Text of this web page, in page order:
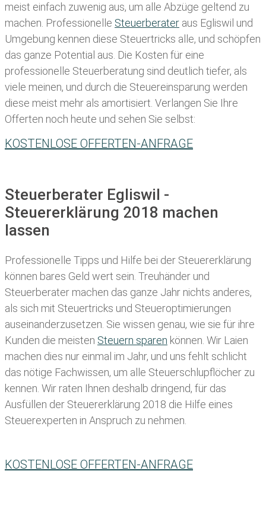
meist einfach zuwenig aus, um alle Abzüge geltend zu
machen. Professionelle Steuerberater aus Egliswil und
Umgebung kennen diese Steuertricks alle, und schöpfen
das ganze Potential aus. Die Kosten für eine
professionelle Steuerberatung sind deutlich tiefer, als
viele meinen, und durch die Steuereinsparung werden
diese meist mehr als amortisiert. Verlangen Sie Ihre
Offerten noch heute und sehen Sie selbst:
KOSTENLOSE OFFERTEN-ANFRAGE
Steuerberater Egliswil -
Steuererklärung 2018 machen
lassen
Professionelle Tipps und Hilfe bei der Steuererklärung
können bares Geld wert sein. Treuhänder und
Steuerberater machen das ganze Jahr nichts anderes,
als sich mit Steuertricks und Steueroptimierungen
auseinanderzusetzen. Sie wissen genau, wie sie für ihre
Kunden die meisten Steuern sparen können. Wir Laien
machen dies nur einmal im Jahr, und uns fehlt schlicht
das nötige Fachwissen, um alle Steuerschlupflöcher zu
kennen. Wir raten Ihnen deshalb dringend, für das
Ausfüllen der Steuererklärung 2018 die Hilfe eines
Steuerexperten in Anspruch zu nehmen.
KOSTENLOSE OFFERTEN-ANFRAGE